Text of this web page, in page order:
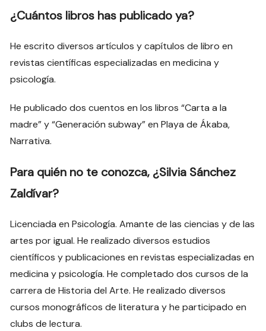
¿Cuántos libros has publicado ya?
He escrito diversos artículos y capítulos de libro en
revistas científicas especializadas en medicina y
psicología.
He publicado dos cuentos en los libros “Carta a la
madre” y “Generación subway” en Playa de Ákaba,
Narrativa.
Para quién no te conozca, ¿Silvia Sánchez
Zaldívar?
Licenciada en Psicología. Amante de las ciencias y de las
artes por igual. He realizado diversos estudios
científicos y publicaciones en revistas especializadas en
medicina y psicología. He completado dos cursos de la
carrera de Historia del Arte. He realizado diversos
cursos monográficos de literatura y he participado en
clubs de lectura.